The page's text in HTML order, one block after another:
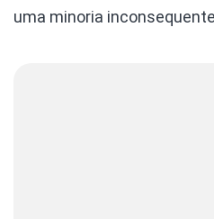
uma minoria